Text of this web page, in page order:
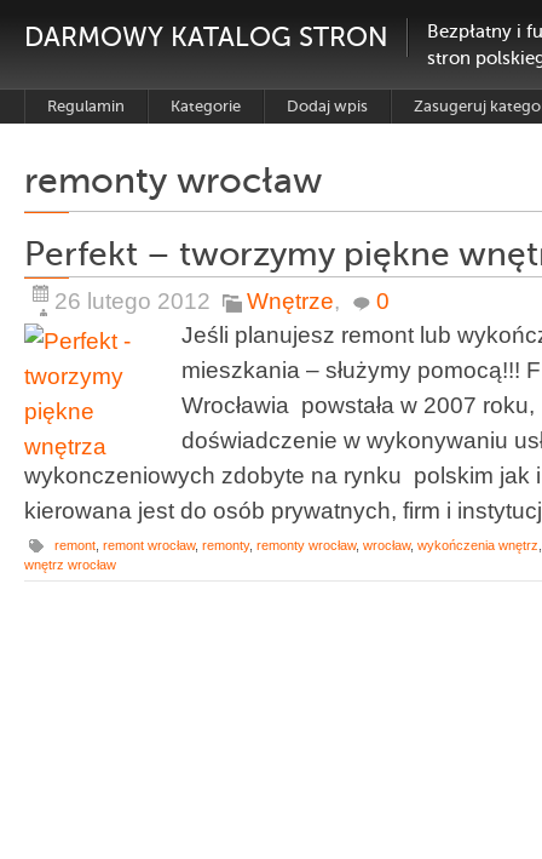
DARMOWY KATALOG STRON
Bezpłatny i
stron
Regulamin Kategorie Dodaj wpis Zasugeruj
remonty wrocław
Perfekt – tworzymy piękne
26 lutego 2012 Wnętrze,
0
Jeśli planujesz remont lub
mieszkania – służymy pomocą!!!
Wrocławia powstała w 2007
doświadczenie w wykonywaniu
wykonczeniowych zdobyte na rynku polskim jak
kierowana jest do osób prywatnych, firm i
remont remont wrocław, remonty, remonty wrocław, wrocław, wykończenia wnętrz
wnętrz wrocław